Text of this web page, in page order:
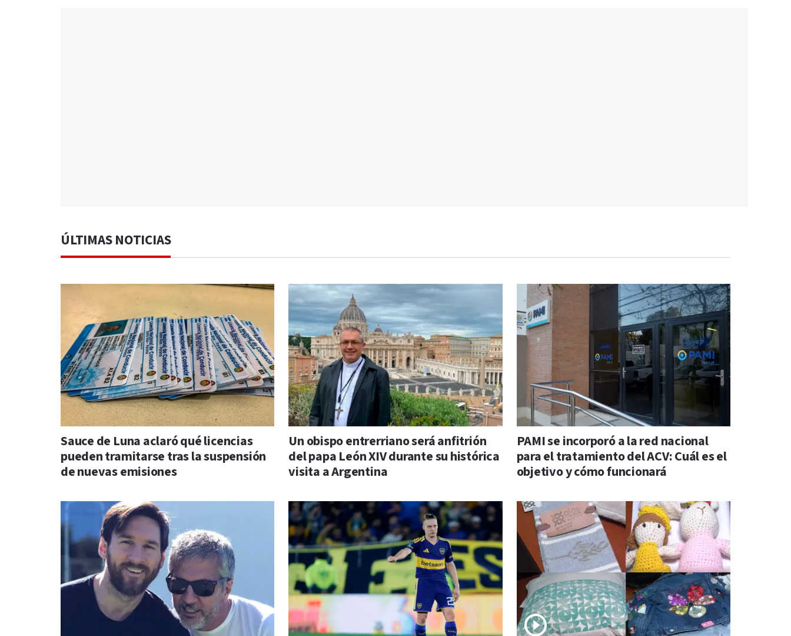
ÚLTIMAS NOTICIAS
Sauce de Luna aclaró qué licencias
pueden tramitarse tras la suspensión
de nuevas emisiones
Un obispo entrerriano será anfitrión
del papa León XIV durante su histórica
visita a Argentina
PAMI se incorporó a la red nacional
para el tratamiento del ACV: Cuál es el
objetivo y cómo funcionará